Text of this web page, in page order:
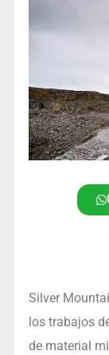
Silver
los trabajos
de material